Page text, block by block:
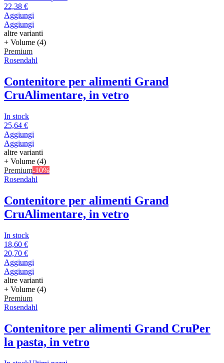
22,38 €
Aggiungi
Aggiungi
altre varianti
+ Volume (4)
Premium
Rosendahl
Contenitore per alimenti Grand
CruAlimentare, in vetro
In stock
25,64 €
Aggiungi
Aggiungi
altre varianti
+ Volume (4)
Premium-10%
Rosendahl
Contenitore per alimenti Grand
CruAlimentare, in vetro
In stock
18,60 €
20,70 €
Aggiungi
Aggiungi
altre varianti
+ Volume (4)
Premium
Rosendahl
Contenitore per alimenti Grand CruPer
la pasta, in vetro